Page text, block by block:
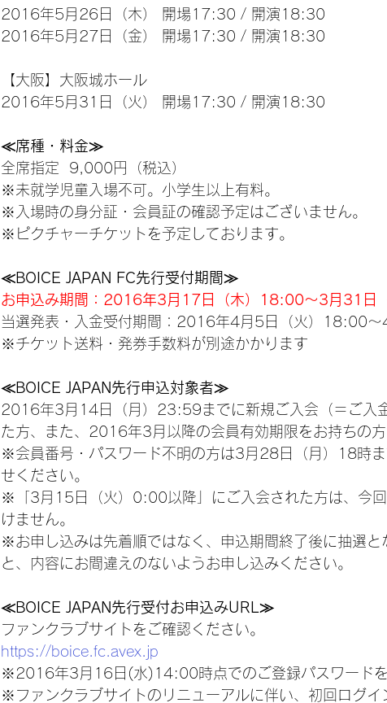
2016年5月26日（木） 開場17:30 / 開演18:30
2016年5月27日（金） 開場17:30 / 開演18:30
【大阪】大阪城ホール
2016年5月31日（火） 開場17:30 / 開演18:30
≪席種・料金≫
全席指定  9,000円（税込）
※未就学児童入場不可。小学生以上有料。
※入場時の身分証・会員証の確認予定はございません。
※ピクチャーチケットを予定しております。
≪BOICE JAPAN FC先行受付期間≫
お申込み期間：2016年3月17日（木）18:00～3月31日
当選発表・入金受付期間：2016年4月5日（火）18:00
※チケット送料・発券手数料が別途かかります
≪BOICE JAPAN先行申込対象者≫
2016年3月14日（月）23:59までに新規ご入会（＝ご入
た方、また、2016年3月以降の会員有効期限をお持ちの方
※会員番号・パスワード不明の方は3月28日（月）18時
せください。
※「3月15日（火）0:00以降」にご入会された方は、今
けません。
※お申し込みは先着順ではなく、申込期間終了後に抽選と
と、内容にお間違えのないようお申し込みください。
≪BOICE JAPAN先行受付お申込みURL≫
ファンクラブサイトをご確認ください。
https://boice.fc.avex.jp
※2016年3月16日(水)14:00時点でのご登録パスワードを
※ファンクラブサイトのリニューアルに伴い、初回ログイ